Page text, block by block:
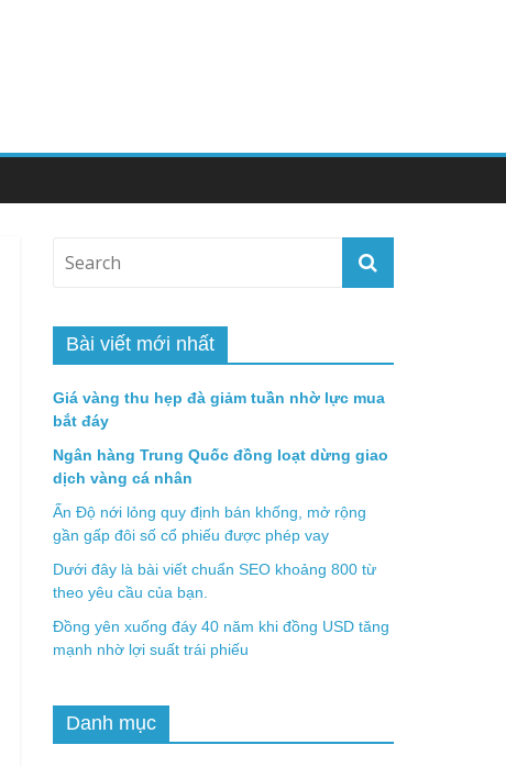
Bài viết mới nhất
Giá vàng thu hẹp đà giảm tuần nhờ lực mua
bắt đáy
Ngân hàng Trung Quốc đồng loạt dừng giao
dịch vàng cá nhân
Ấn Độ nới lỏng quy định bán khống, mở rộng
gần gấp đôi số cổ phiếu được phép vay
Dưới đây là bài viết chuẩn SEO khoảng 800 từ
theo yêu cầu của bạn.
Đồng yên xuống đáy 40 năm khi đồng USD tăng
mạnh nhờ lợi suất trái phiếu
Danh mục